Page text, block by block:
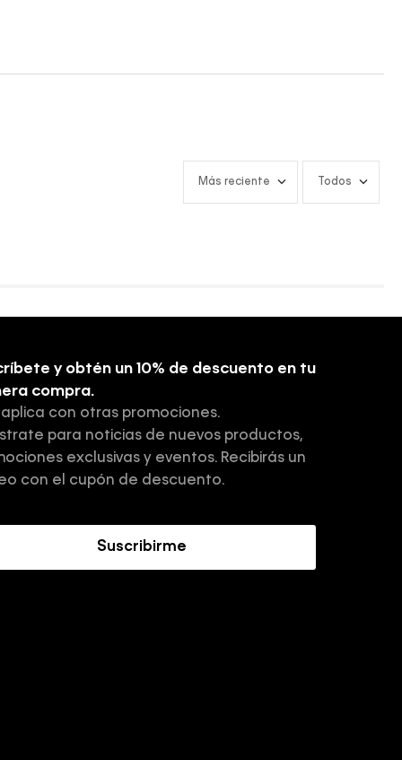
Más reciente Todos
y obtén un 10% de descuento en tu
compra.
aplica con otras promociones.
para noticias de nuevos productos,
exclusivas y eventos. Recibirás un
con el cupón de descuento.
Suscribirme